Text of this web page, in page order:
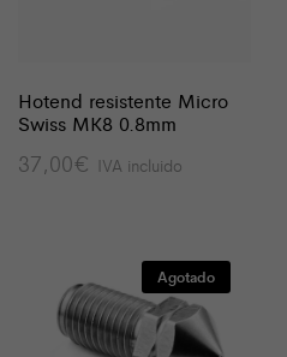
Hotend resistente Micro
Swiss MK8 0.8mm
37,00€ IVA incluido
Agotado